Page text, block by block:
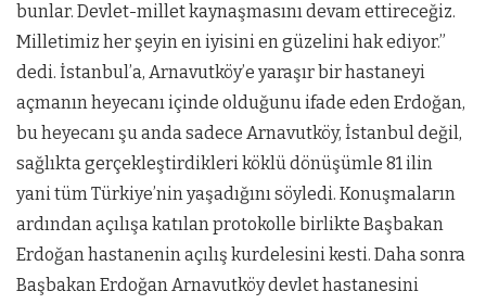
bunlar. Devlet-millet kaynaşmasını devam ettireceğiz.
Milletimiz her şeyin en iyisini en güzelini hak ediyor.”
dedi. İstanbul’a, Arnavutköy’e yaraşır bir hastaneyi
açmanın heyecanı içinde olduğunu ifade eden Erdoğan,
bu heyecanı şu anda sadece Arnavutköy, İstanbul değil,
sağlıkta gerçekleştirdikleri köklü dönüşümle 81 ilin
yani tüm Türkiye’nin yaşadığını söyledi. Konuşmaların
ardından açılışa katılan protokolle birlikte Başbakan
Erdoğan hastanenin açılış kurdelesini kesti. Daha sonra
Başbakan Erdoğan Arnavutköy devlet hastanesini